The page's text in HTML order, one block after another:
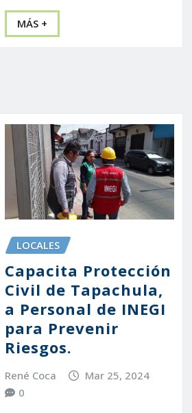
MÁS +
LOCALES
Capacita Protección
Civil de Tapachula,
a Personal de INEGI
para Prevenir
Riesgos.
René Coca
Mar 25, 2024
0